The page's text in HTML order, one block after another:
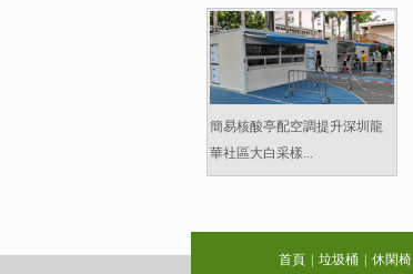
簡易核酸亭配空調提升深圳龍
華社區大白采樣...
首頁 垃圾桶 休閑椅